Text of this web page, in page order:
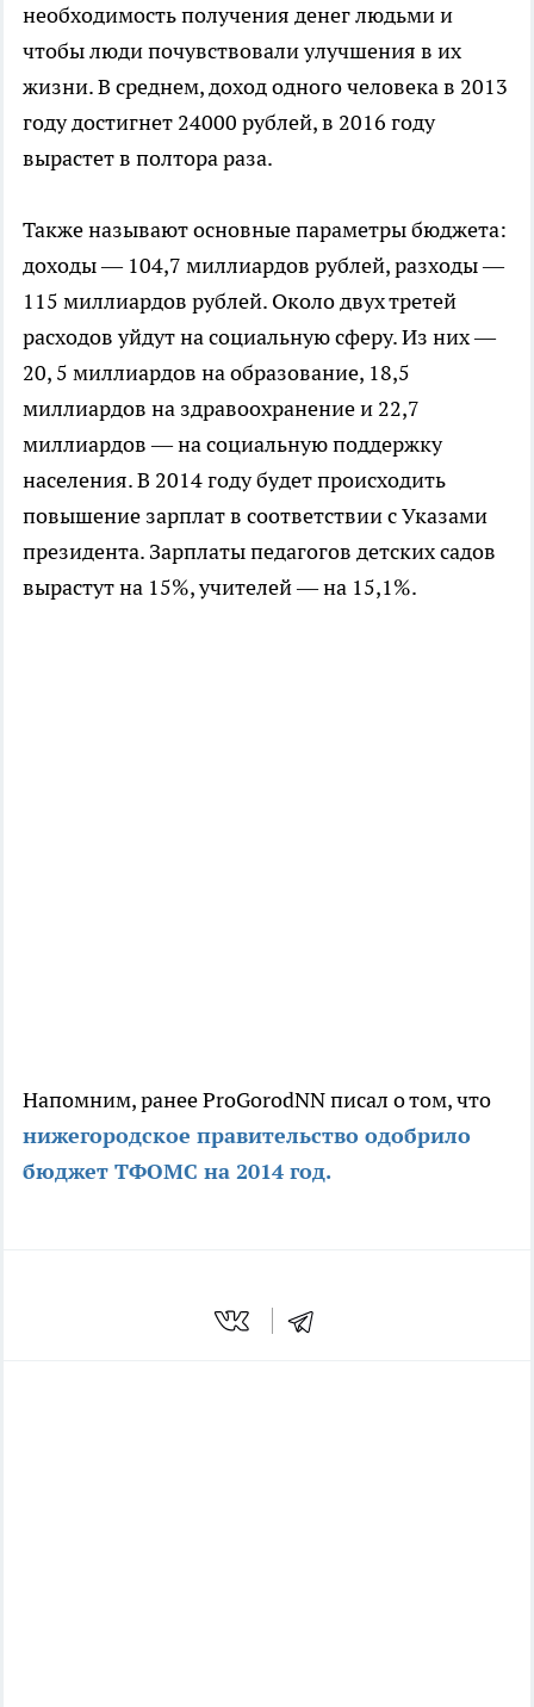
необходимость получения денег людьми и
чтобы люди почувствовали улучшения в их
жизни. В среднем, доход одного человека в 2013
году достигнет 24000 рублей, в 2016 году
вырастет в полтора раза.
Также называют основные параметры бюджета:
доходы — 104,7 миллиардов рублей, разходы —
115 миллиардов рублей. Около двух третей
расходов уйдут на социальную сферу. Из них —
20, 5 миллиардов на образование, 18,5
миллиардов на здравоохранение и 22,7
миллиардов — на социальную поддержку
населения. В 2014 году будет происходить
повышение зарплат в соответствии с Указами
президента. Зарплаты педагогов детских садов
вырастут на 15%, учителей — на 15,1%.
Напомним, ранее ProGorodNN писал о том, что
нижегородское правительство одобрило
бюджет ТФОМС на 2014 год.